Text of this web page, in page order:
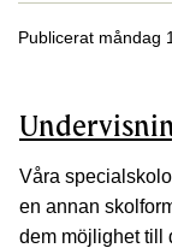
Publicerat måndag
Våra
en annan
dem möjlighet till